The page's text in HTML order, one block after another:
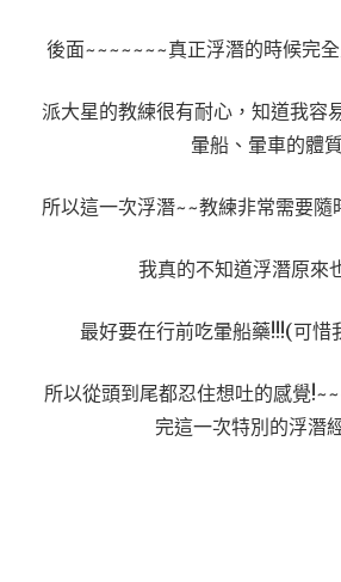
後面~~~~~~~真正浮潛的時候完
派大星的教練很有耐心，知道我容
暈船、暈車的體
所以這一次浮潛~~教練非常需要隨
我真的不知道浮潛原來
最好要在行前吃暈船藥!!!(可惜
所以從頭到尾都忍住想吐的感覺
完這一次特別的浮潛